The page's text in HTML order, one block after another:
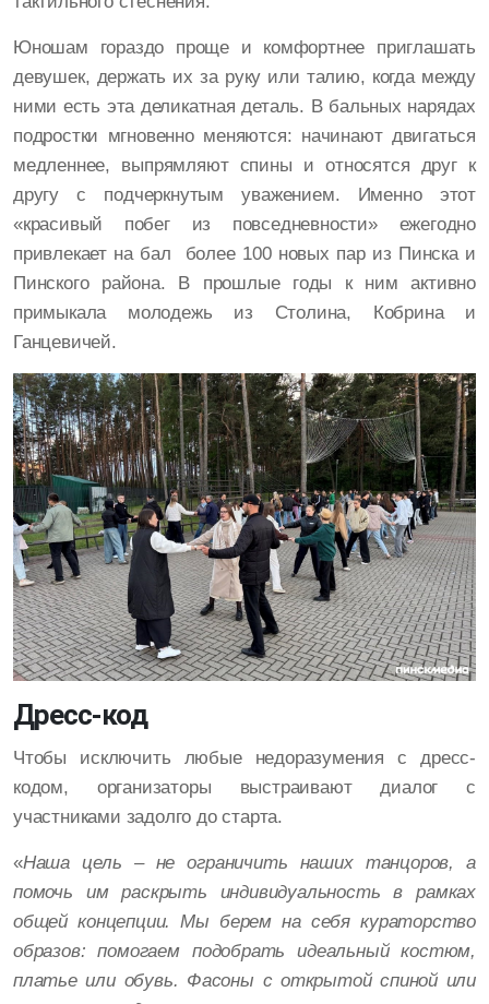
Юношам гораздо проще и комфортнее приглашать
девушек, держать их за руку или талию, когда между
ними есть эта деликатная деталь. В бальных нарядах
подростки мгновенно меняются: начинают двигаться
медленнее, выпрямляют спины и относятся друг к
другу с подчеркнутым уважением. Именно этот
«красивый побег из повседневности» ежегодно
привлекает на бал более 100 новых пар из Пинска и
Пинского района. В прошлые годы к ним активно
примыкала молодежь из Столина, Кобрина и
Ганцевичей.
Дресс-код
Чтобы исключить любые недоразумения с дресс-
кодом, организаторы выстраивают диалог с
участниками задолго до старта.
«Наша цель – не ограничить наших танцоров, а
помочь им раскрыть индивидуальность в рамках
общей концепции. Мы берем на себя кураторство
образов: помогаем подобрать идеальный костюм,
платье или обувь. Фасоны с открытой спиной или